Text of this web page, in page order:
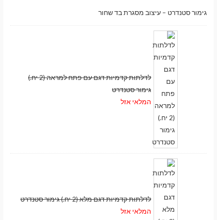
גימור סטנדרט – עיצוב מסגרת בד שחור
לדלתות קדמיות דגם עם פתח למראה (2 יח.)
גימור סטנדרט
המלאי אזל
לדלתות קדמיות דגם מלא (2 יח.) גימור סטנדרט
המלאי אזל